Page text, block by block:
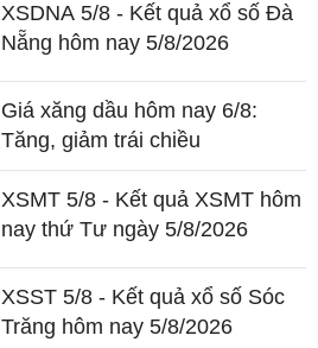
XSDNA 5/8 - Kết quả xổ số Đà
Nẵng hôm nay 5/8/2026
Giá xăng dầu hôm nay 6/8:
Tăng, giảm trái chiều
XSMT 5/8 - Kết quả XSMT hôm
nay thứ Tư ngày 5/8/2026
XSST 5/8 - Kết quả xổ số Sóc
Trăng hôm nay 5/8/2026